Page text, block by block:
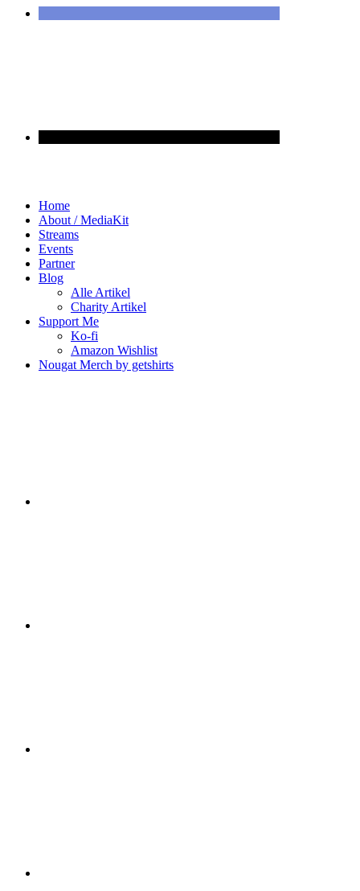
Home
About / MediaKit
Streams
Events
Partner
Blog
Alle Artikel
Charity Artikel
Support Me
Ko-fi
Amazon Wishlist
Nougat Merch by getshirts